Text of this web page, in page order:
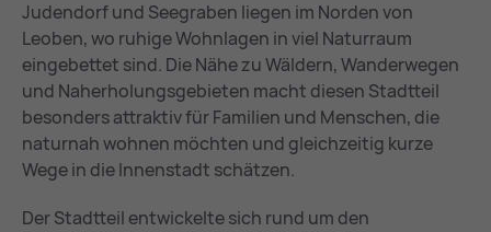
Judendorf und Seegraben liegen im Norden von
Leoben, wo ruhige Wohnlagen in viel Naturraum
eingebettet sind. Die Nähe zu Wäldern, Wanderwegen
und Naherholungsgebieten macht diesen Stadtteil
besonders attraktiv für Familien und Menschen, die
naturnah wohnen möchten und gleichzeitig kurze
Wege in die Innenstadt schätzen.
Der Stadtteil entwickelte sich rund um den